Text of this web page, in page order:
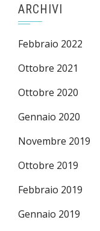
ARCHIVI
Febbraio 2022
Ottobre 2021
Ottobre 2020
Gennaio 2020
Novembre 2019
Ottobre 2019
Febbraio 2019
Gennaio 2019